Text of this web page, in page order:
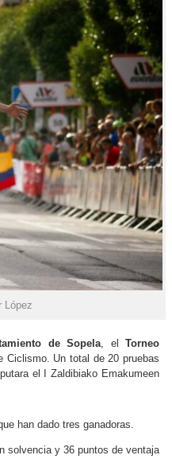
López
de Sopela, elTorneo
Ciclismo. Un total de 20 pruebas
el I Zaldibiako Emakumeen
han dado tres ganadoras.
solvencia y 36 puntos de ventaja